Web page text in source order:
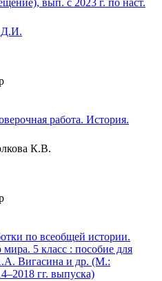
вып. с 2023 г. по наст.
Д.И.
работа. История.
К.В.
по всеобщей истории.
5 класс : пособие для
Вигасина и др. (М.:
гг. выпуска)